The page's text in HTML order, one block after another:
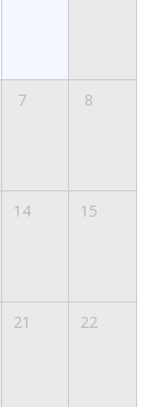
7 8
14 15
21 22